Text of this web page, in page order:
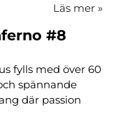
Läs mer »
#8
fylls med över 60
spännande
där passion